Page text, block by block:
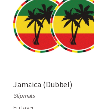
Jamaica (Dubbel)
Slipmats
Ej i lager